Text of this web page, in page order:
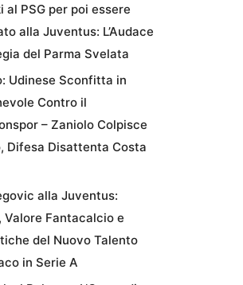
al PSG per poi essere
alla Juventus: L’Audace
del Parma Svelata
Udinese Sconfitta in
Contro il
– Zaniolo Colpisce
Difesa Disattenta Costa
alla Juventus:
Valore Fantacalcio e
del Nuovo Talento
in Serie A